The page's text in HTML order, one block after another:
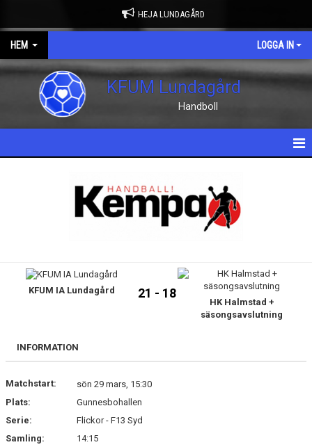
HEJA LUNDAGÅRD
HEM LOGGA IN
KFUM Lundagård
Handboll
KALENDER
DOKUMENT
VÅRA LAG/TRÄNARE
MATCHER
KFUM IA Lundagård 21 - 18
HK Halmstad +
säsongsavslutning
INFORMATION
Matchstart:
sön 29 mars, 15:30
Plats:
Gunnesbohallen
Serie:
Flickor - F13 Syd
Samling:
14:15